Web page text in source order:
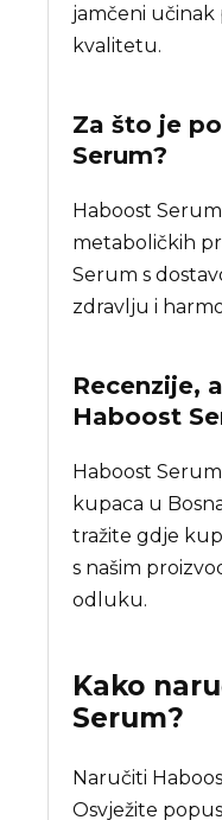
jamčeni
kvalitetu.
Za što je
Serum?
Haboost
metaboličkih
Serum s
zdravlju i
Recenzije,
Haboost
Haboost
kupaca u
tražite gdje
s našim
odluku.
Kako
Serum?
Naručiti
Osvježite